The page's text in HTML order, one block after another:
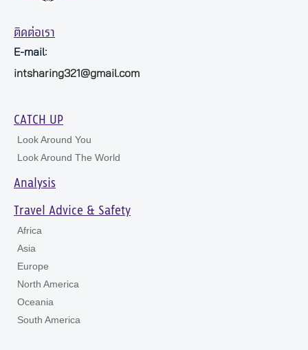
ติดต่อเรา
E-mail:
intsharing321@gmail.com
CATCH UP
Look Around You
Look Around The World
Analysis
Travel Advice & Safety
Africa
Asia
Europe
North America
Oceania
South America